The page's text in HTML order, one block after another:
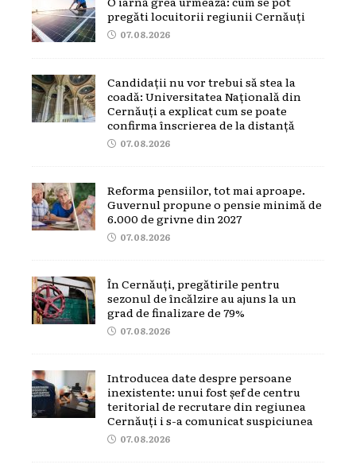
pregăti locuitorii regiunii Cernăuți
07.08.2026
Candidații nu vor trebui să stea la
coadă: Universitatea Națională din
Cernăuți a explicat cum se poate
confirma înscrierea de la distanță
07.08.2026
Reforma pensiilor, tot mai aproape.
Guvernul propune o pensie minimă de
6.000 de grivne din 2027
07.08.2026
În Cernăuți, pregătirile pentru
sezonul de încălzire au ajuns la un
grad de finalizare de 79%
07.08.2026
Introducea date despre persoane
inexistente: unui fost șef de centru
teritorial de recrutare din regiunea
Cernăuți i s-a comunicat suspiciunea
07.08.2026